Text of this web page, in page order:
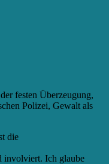
festen Überzeugung,
Polizei, Gewalt als
die
involviert. Ich glaube